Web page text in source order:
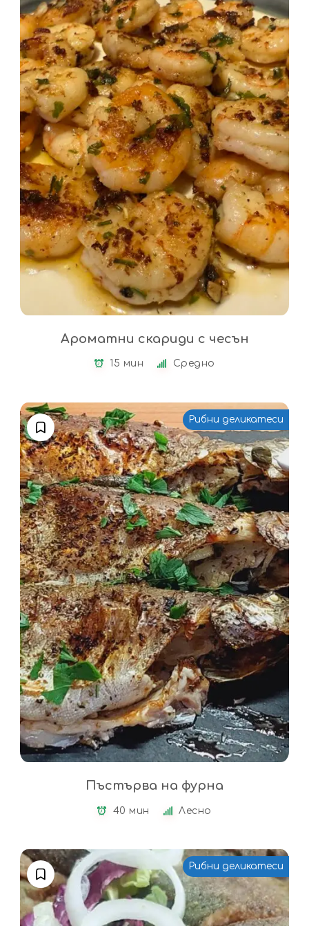
Ароматни скариди с чесън
15 мин Средно
Рибни деликатеси
Пъстърва на фурна
40 мин Лесно
Рибни деликатеси